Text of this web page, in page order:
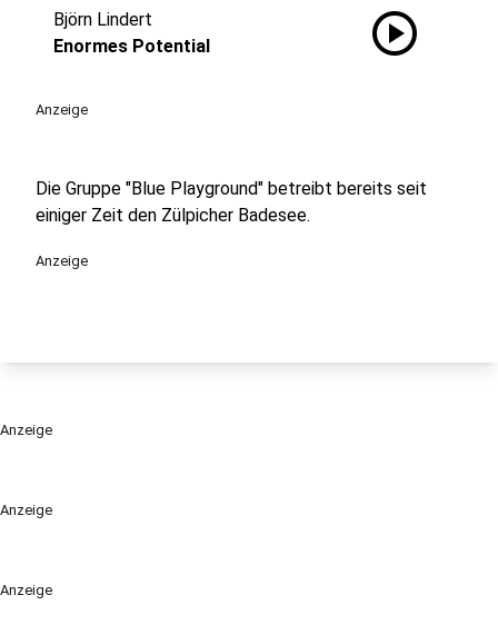
Anzeige
Anzeige
Björn Lindert
Enormes Potential
play_circle
Anzeige
Die Gruppe "Blue Playground" betreibt bereits seit
einiger Zeit den Zülpicher Badesee.
Anzeige
Anzeige